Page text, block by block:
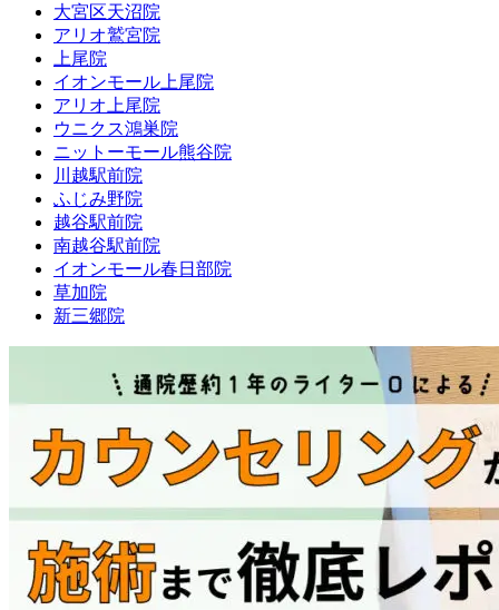
大宮区天沼院
アリオ鷲宮院
上尾院
イオンモール上尾院
アリオ上尾院
ウニクス鴻巣院
ニットーモール熊谷院
川越駅前院
ふじみ野院
越谷駅前院
南越谷駅前院
イオンモール春日部院
草加院
新三郷院